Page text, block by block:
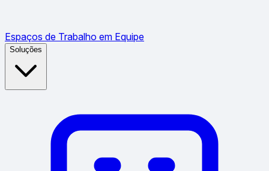
Espaços de Trabalho em Equipe
Soluções